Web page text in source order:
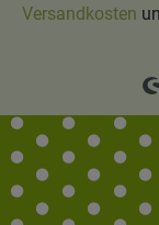
Versandkosten